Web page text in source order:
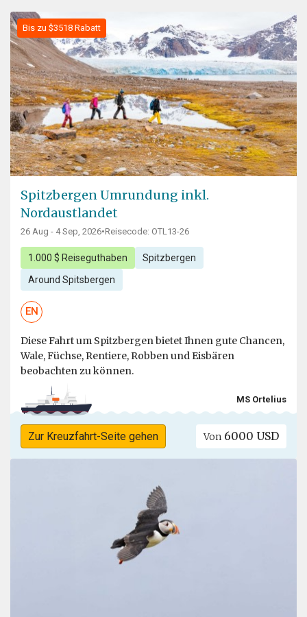
Bis zu $3518 Rabatt
Spitzbergen Umrundung inkl.
Nordaustlandet
26 Aug - 4 Sep, 2026•Reisecode: OTL13-26
1.000 $ Reiseguthaben Spitzbergen
Around Spitsbergen
EN
Diese Fahrt um Spitzbergen bietet Ihnen gute Chancen,
Wale, Füchse, Rentiere, Robben und Eisbären
beobachten zu können.
MS Ortelius
Zur Kreuzfahrt-Seite gehen Von 6000 USD